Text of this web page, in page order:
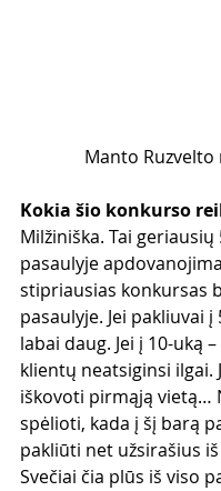
Manto
Kokia šio konkurso
Milžiniška. Tai geriausių
pasaulyje
stipriausias konkursas
pasaulyje. Jei pakliuvai į
labai daug. Jei į 10-uką
klientų neatsiginsi ilgai.
iškovoti pirmąją vietą…
spėlioti, kada į šį barą
pakliūti net užsirašius
Svečiai čia plūs iš viso